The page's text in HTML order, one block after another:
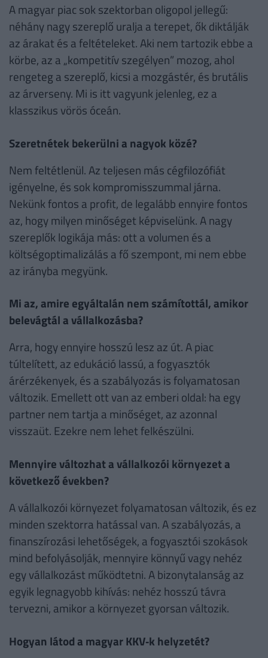
A magyar piac sok szektorban oligopol jellegű:
néhány nagy szereplő uralja a terepet, ők diktálják
az árakat és a feltételeket. Aki nem tartozik ebbe a
körbe, az a „kompetitív szegélyen” mozog, ahol
rengeteg a szereplő, kicsi a mozgástér, és brutális
az árverseny. Mi is itt vagyunk jelenleg, ez a
klasszikus vörös óceán.
Szeretnétek bekerülni a nagyok közé?
Nem feltétlenül. Az teljesen más cégfilozófiát
igényelne, és sok kompromisszummal járna.
Nekünk fontos a profit, de legalább ennyire fontos
az, hogy milyen minőséget képviselünk. A nagy
szereplők logikája más: ott a volumen és a
költségoptimalizálás a fő szempont, mi nem ebbe
az irányba megyünk.
Mi az, amire egyáltalán nem számítottál, amikor
belevágtál a vállalkozásba?
Arra, hogy ennyire hosszú lesz az út. A piac
túltelített, az edukáció lassú, a fogyasztók
árérzékenyek, és a szabályozás is folyamatosan
változik. Emellett ott van az emberi oldal: ha egy
partner nem tartja a minőséget, az azonnal
visszaüt. Ezekre nem lehet felkészülni.
Mennyire változhat a vállalkozói környezet a
következő években?
A vállalkozói környezet folyamatosan változik, és ez
minden szektorra hatással van. A szabályozás, a
finanszírozási lehetőségek, a fogyasztói szokások
mind befolyásolják, mennyire könnyű vagy nehéz
egy vállalkozást működtetni. A bizonytalanság az
egyik legnagyobb kihívás: nehéz hosszú távra
tervezni, amikor a környezet gyorsan változik.
Hogyan látod a magyar KKV‑k helyzetét?